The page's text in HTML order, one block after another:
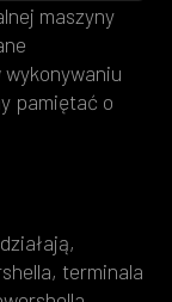
maszyny
pamiętać o
terminala